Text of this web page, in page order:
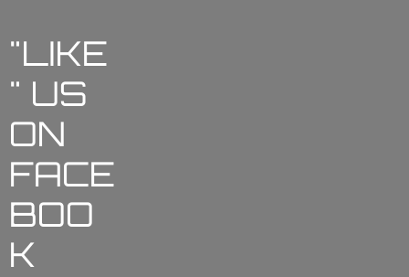
"LIKE
" US
ON
FACE
BOO
K